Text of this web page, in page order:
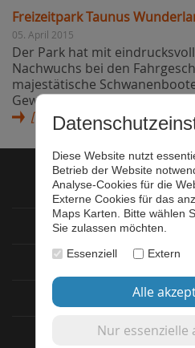
Freizeitpark Taunus
05. April 2015
Der Park hat mit
Nachwuchs bei den
majestätische
Gewässern gemächlich ihre
[weiter lesen]
Diese Website nutzt
Betrieb der Website
Analyse-Cookies für die
Externe Cookies für das
Maps Karten. Bitte wählen
Sie zulassen möchten.
Essenziell
Extern